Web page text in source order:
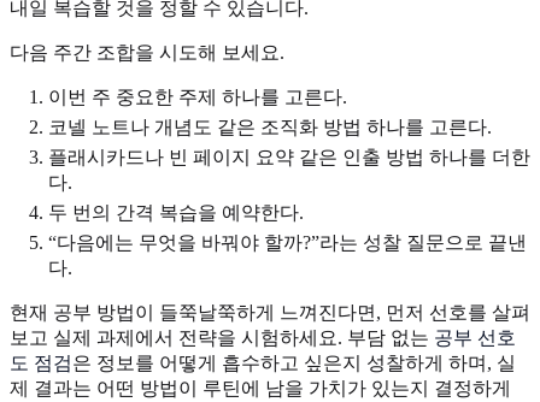
내일 복습할 것을 정할 수 있습니다.
다음 주간 조합을 시도해 보세요.
이번 주 중요한 주제 하나를 고른다.
코넬 노트나 개념도 같은 조직화 방법 하나를 고른다.
플래시카드나 빈 페이지 요약 같은 인출 방법 하나를 더한
다.
두 번의 간격 복습을 예약한다.
“다음에는 무엇을 바꿔야 할까?”라는 성찰 질문으로 끝낸
다.
현재 공부 방법이 들쭉날쭉하게 느껴진다면, 먼저 선호를 살펴
보고 실제 과제에서 전략을 시험하세요. 부담 없는 공부 선호
도 점검은 정보를 어떻게 흡수하고 싶은지 성찰하게 하며, 실
제 결과는 어떤 방법이 루틴에 남을 가치가 있는지 결정하게